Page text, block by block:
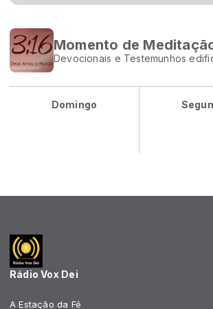
Momento de
Devocionais e Testemunhos
Domingo
Rádio Vox Dei
A Estação da Fé